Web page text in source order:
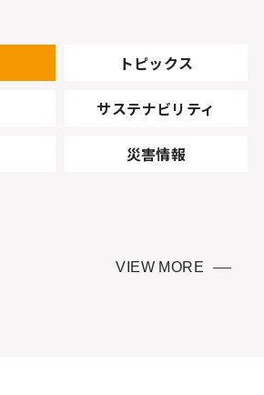
トピックス
サステナビリティ
災害情報
VIEW MORE